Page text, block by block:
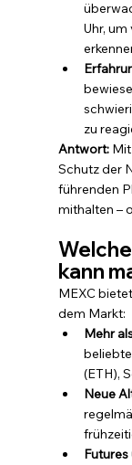
Uhr,
zu
Antwort: Mit
Schutz der
führenden
mithalten –
kann
MEXC
dem Markt:
Mehr
(ETH),
Neue